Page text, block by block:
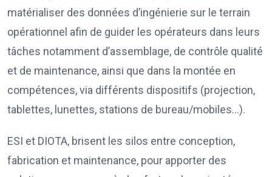
matérialiser des données d’ingénierie sur le terrain
opérationnel afin de guider les opérateurs dans leurs
tâches notamment d’assemblage, de contrôle qualité
et de maintenance, ainsi que dans la montée en
compétences, via différents dispositifs (projection,
tablettes, lunettes, stations de bureau/mobiles…).
ESI et DIOTA, brisent les silos entre conception,
fabrication et maintenance, pour apporter des